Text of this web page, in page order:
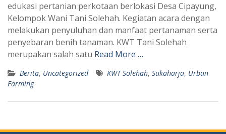
edukasi pertanian perkotaan berlokasi Desa Cipayung,
Kelompok Wani Tani Solehah. Kegiatan acara dengan
melakukan penyuluhan dan manfaat pertanaman serta
penyebaran benih tanaman. KWT Tani Solehah
merupakan salah satu Read More …
Berita, Uncategorized KWT Solehah, Sukaharja, Urban
Farming